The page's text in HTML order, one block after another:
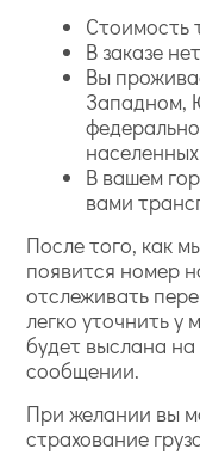
Стоимость
В заказе
Вы
Западном,
В вашем
вами
После того, как
появится номер
отслеживать
легко уточнить
будет выслана
сообщении.
При желании вы
страхование